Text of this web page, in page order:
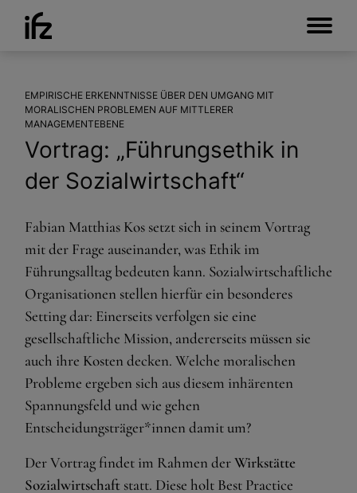
Vortrag: „Führungsethik in
der Sozialwirtschaft“
EMPIRISCHE ERKENNTNISSE ÜBER DEN UMGANG MIT
MORALISCHEN PROBLEMEN AUF MITTLERER
MANAGEMENTEBENE
Fabian Matthias Kos setzt sich in seinem Vortrag
mit der Frage auseinander, was Ethik im
Führungsalltag bedeuten kann. Sozialwirtschaftliche
Organisationen stellen hierfür ein besonderes
Setting dar: Einerseits verfolgen sie eine
gesellschaftliche Mission, andererseits müssen sie
auch ihre Kosten decken. Welche moralischen
Probleme ergeben sich aus diesem inhärenten
Spannungsfeld und wie gehen
Entscheidungsträger*innen damit um?
Der Vortrag findet im Rahmen derWirkstätte
Sozialwirtschaft statt. Diese holt Best Practice